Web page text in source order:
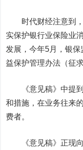
时代财经注意到，
实保护银行业保险业
发展，今年5月，银
益保护管理办法（征
《意见稿》中提到
和措施，在业务往来
费者。
《意见稿》正现向